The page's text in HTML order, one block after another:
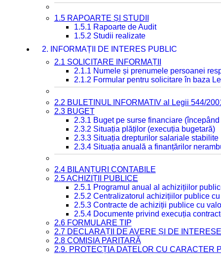
1.5 RAPOARTE ȘI STUDII
1.5.1 Rapoarte de Audit
1.5.2 Studii realizate
2. INFORMAȚII DE INTERES PUBLIC
2.1 SOLICITARE INFORMAȚII
2.1.1 Numele și prenumele persoanei
2.1.2 Formular pentru solicitare în baza
2.2 BULETINUL INFORMATIV al Legii 544/
2.3 BUGET
2.3.1 Buget pe surse financiare
2.3.2 Situația plăților (execuția bugetară)
2.3.3 Situația drepturilor salariale
2.3.4 Situația anuală a finanțărilor
2.4 BILANȚURI CONTABILE
2.5 ACHIZIȚII PUBLICE
2.5.1 Programul anual al achizițiilor
2.5.2 Centralizatorul achizițiilor publice
2.5.3 Contracte de achiziții publice cu
2.5.4 Documente privind execuția
2.6 FORMULARE TIP
2.7 DECLARAȚII DE AVERE ȘI DE INTERESE
2.8 COMISIA PARITARĂ
2.9. PROTECȚIA DATELOR CU CARACTER